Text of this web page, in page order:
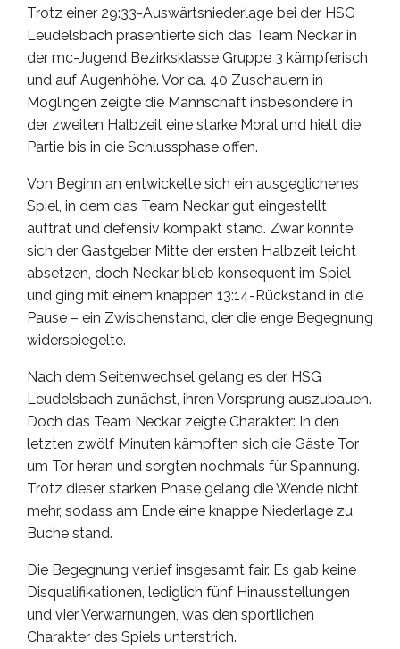
Trotz einer 29:33-Auswärtsniederlage bei der HSG
Leudelsbach präsentierte sich das Team Neckar in
der mc-Jugend Bezirksklasse Gruppe 3 kämpferisch
und auf Augenhöhe. Vor ca. 40 Zuschauern in
Möglingen zeigte die Mannschaft insbesondere in
der zweiten Halbzeit eine starke Moral und hielt die
Partie bis in die Schlussphase offen.
Von Beginn an entwickelte sich ein ausgeglichenes
Spiel, in dem das Team Neckar gut eingestellt
auftrat und defensiv kompakt stand. Zwar konnte
sich der Gastgeber Mitte der ersten Halbzeit leicht
absetzen, doch Neckar blieb konsequent im Spiel
und ging mit einem knappen 13:14-Rückstand in die
Pause – ein Zwischenstand, der die enge Begegnung
widerspiegelte.
Nach dem Seitenwechsel gelang es der HSG
Leudelsbach zunächst, ihren Vorsprung auszubauen.
Doch das Team Neckar zeigte Charakter: In den
letzten zwölf Minuten kämpften sich die Gäste Tor
um Tor heran und sorgten nochmals für Spannung.
Trotz dieser starken Phase gelang die Wende nicht
mehr, sodass am Ende eine knappe Niederlage zu
Buche stand.
Die Begegnung verlief insgesamt fair. Es gab keine
Disqualifikationen, lediglich fünf Hinausstellungen
und vier Verwarnungen, was den sportlichen
Charakter des Spiels unterstrich.